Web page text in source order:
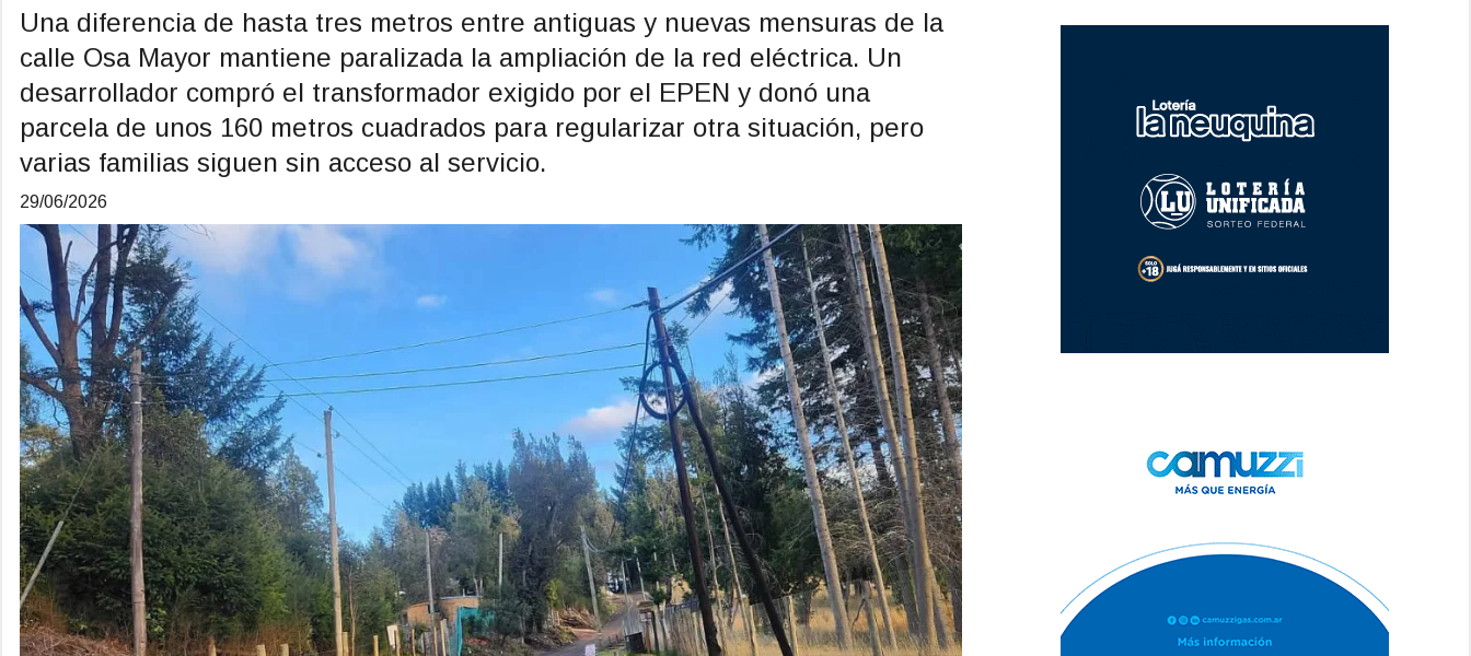
Una diferencia de hasta tres metros entre antiguas y nuevas mensuras de la
calle Osa Mayor mantiene paralizada la ampliación de la red eléctrica. Un
desarrollador compró el transformador exigido por el EPEN y donó una
parcela de unos 160 metros cuadrados para regularizar otra situación, pero
varias familias siguen sin acceso al servicio.
29/06/2026